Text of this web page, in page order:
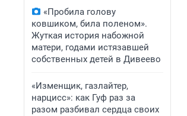
«Пробила голову
ковшиком, била поленом».
Жуткая история набожной
матери, годами истязавшей
собственных детей в Дивеево
«Изменщик, газлайтер,
нарцисс»: как Гуф раз за
разом разбивал сердца своих